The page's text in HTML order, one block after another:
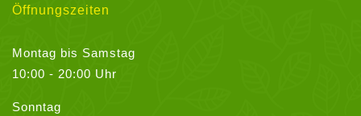
Öffnungszeiten
Montag bis Samstag
10:00 - 20:00 Uhr
Sonntag